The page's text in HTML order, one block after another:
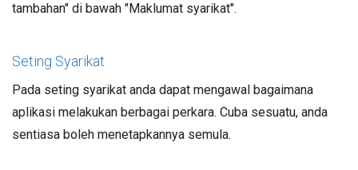
tambahan" di bawah "Maklumat syarikat".
Seting Syarikat
Pada seting syarikat anda dapat mengawal bagaimana
aplikasi melakukan berbagai perkara. Cuba sesuatu, anda
sentiasa boleh menetapkannya semula.